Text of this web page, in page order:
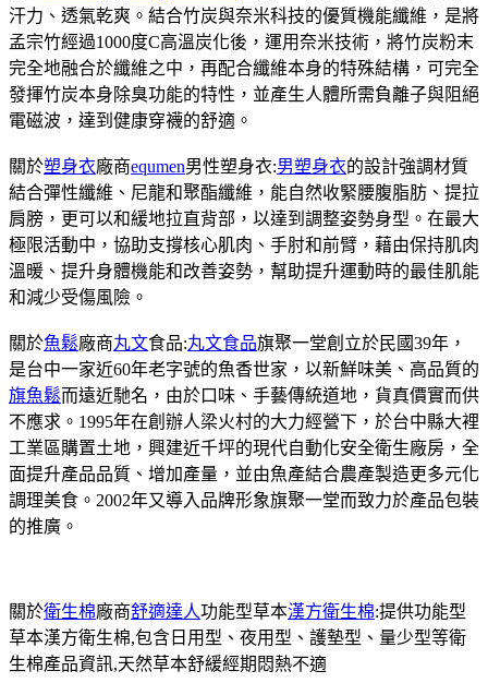
汗力、透氣乾爽。結合竹炭與奈米科技的優質機能纖維，是將
孟宗竹經過1000度C高溫炭化後，運用奈米技術，將竹炭粉末
完全地融合於纖維之中，再配合纖維本身的特殊結構，可完全
發揮竹炭本身除臭功能的特性，並產生人體所需負離子與阻絕
電磁波，達到健康穿襪的舒適。
關於塑身衣廠商equmen男性塑身衣:男塑身衣的設計強調材質
結合彈性纖維、尼龍和聚酯纖維，能自然收緊腰腹脂肪、提拉
肩膀，更可以和緩地拉直背部，以達到調整姿勢身型。在最大
極限活動中，協助支撐核心肌肉、手肘和前臂，藉由保持肌肉
溫暖、提升身體機能和改善姿勢，幫助提升運動時的最佳肌能
和減少受傷風險。
關於魚鬆廠商丸文食品:丸文食品旗聚一堂創立於民國39年，
是台中一家近60年老字號的魚香世家，以新鮮味美、高品質的
旗魚鬆而遠近馳名，由於口味、手藝傳統道地，貨真價實而供
不應求。1995年在創辦人梁火村的大力經營下，於台中縣大裡
工業區購置土地，興建近千坪的現代自動化安全衛生廠房，全
面提升產品品質、增加產量，並由魚產結合農產製造更多元化
調理美食。2002年又導入品牌形象旗聚一堂而致力於產品包裝
的推廣。
關於衛生棉廠商舒適達人功能型草本漢方衛生棉:提供功能型
草本漢方衛生棉,包含日用型、夜用型、護墊型、量少型等衛
生棉產品資訊,天然草本舒緩經期悶熱不適